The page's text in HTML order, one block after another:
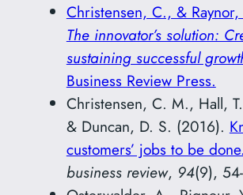
Christensen, C., &
The innovator’s solution:
sustaining successful
Business Review Press.
Christensen, C. M., Hall,
& Duncan, D. S. (2016).
customers’ jobs to be done.
business review, 94(9),